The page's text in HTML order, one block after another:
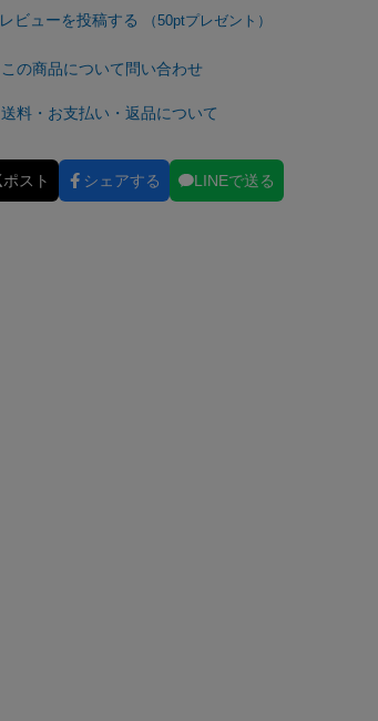
レビューを投稿する
この商品について問い合わせ
送料・お支払い・返品について
ポスト シェアする LINEで送る